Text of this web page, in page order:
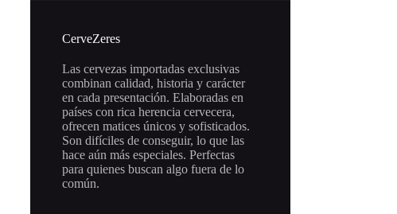
CerveZeres
Las cervezas importadas exclusivas
combinan calidad, historia y carácter
en cada presentación. Elaboradas en
países con rica herencia cervecera,
ofrecen matices únicos y sofisticados.
Son difíciles de conseguir, lo que las
hace aún más especiales. Perfectas
para quienes buscan algo fuera de lo
común.